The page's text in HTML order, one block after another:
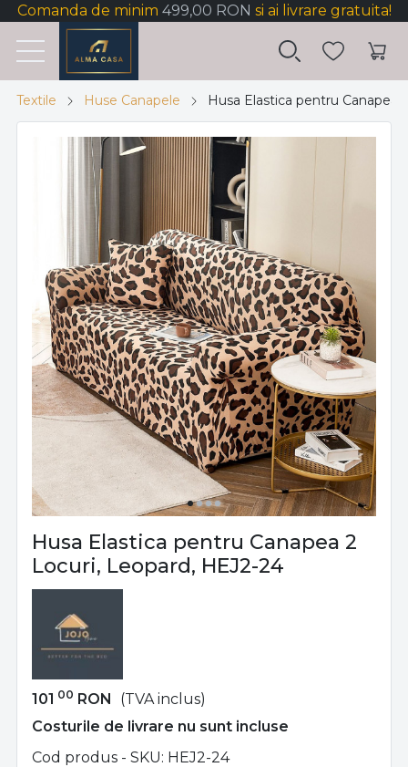
Comanda de minim 499,00 RON si ai livrare gratuita!
Textile Huse Canapele Husa Elastica pentru Canapea
Husa Elastica pentru Canapea 2
Locuri, Leopard, HEJ2-24
101 00 RON
(TVA inclus)
Costurile de livrare nu sunt incluse
Cod produs - SKU HEJ2-24